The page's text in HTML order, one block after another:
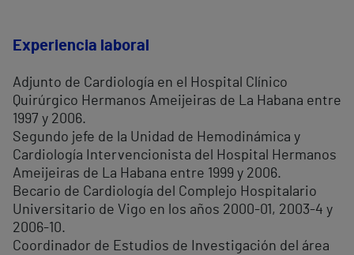
Experiencia laboral
Adjunto de Cardiología en el Hospital Clínico
Quirúrgico Hermanos Ameijeiras de La Habana entre
1997 y 2006.
Segundo jefe de la Unidad de Hemodinámica y
Cardiología Intervencionista del Hospital Hermanos
Ameijeiras de La Habana entre 1999 y 2006.
Becario de Cardiología del Complejo Hospitalario
Universitario de Vigo en los años 2000-01, 2003-4 y
2006-10.
Coordinador de Estudios de Investigación del área